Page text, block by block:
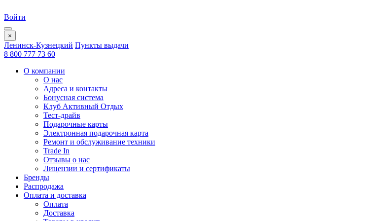
Войти
×
Ленинск-Кузнецкий Пункты выдачи
8 800 777 73 60
О компании
О нас
Адреса и контакты
Бонусная система
Клуб Активный Отдых
Тест-драйв
Подарочные карты
Электронная подарочная карта
Ремонт и обслуживание техники
Trade In
Отзывы о нас
Лицензии и сертификаты
Бренды
Распродажа
Оплата и доставка
Оплата
Доставка